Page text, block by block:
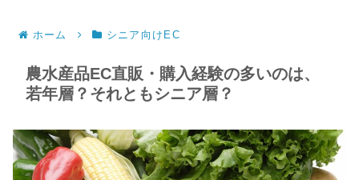
ホーム シニア向けEC
農水産品EC直販・購入経験の多いのは、
若年層？それともシニア層？